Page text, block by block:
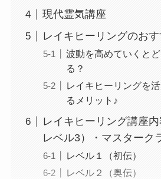
現代霊気講座
レイキヒーリングのおす
波動を高めていくと
る？
レイキヒーリングを
るメリット♪
レイキヒーリング講座
レベル3）・マスターク
レベル１（初伝）
レベル２（奥伝）